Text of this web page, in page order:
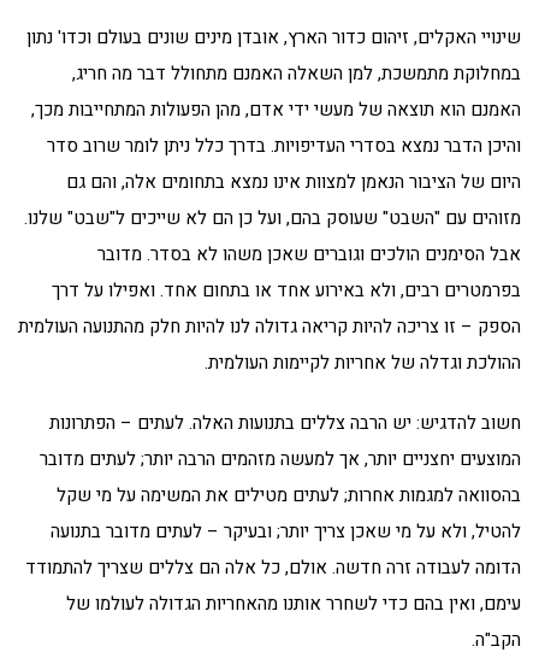
שינויי האקלים, זיהום כדור הארץ, אובדן מינים שונים בעולם וכדו' נתון
במחלוקת מתמשכת, למן השאלה האמנם מתחולל דבר מה חריג,
האמנם הוא תוצאה של מעשי ידי אדם, מהן הפעולות המתחייבות מכך,
והיכן הדבר נמצא בסדרי העדיפויות. בדרך כלל ניתן לומר שרוב סדר
היום של הציבור הנאמן למצוות אינו נמצא בתחומים אלה, והם גם
מזוהים עם "השבט" שעוסק בהם, ועל כן הם לא שייכים ל"שבט" שלנו.
אבל הסימנים הולכים וגוברים שאכן משהו לא בסדר. מדובר
בפרמטרים רבים, ולא באירוע אחד או בתחום אחד. ואפילו על דרך
הספק – זו צריכה להיות קריאה גדולה לנו להיות חלק מהתנועה העולמית
ההולכת וגדלה של אחריות לקיימות העולמית.
חשוב להדגיש: יש הרבה צללים בתנועות האלה. לעתים – הפתרונות
המוצעים יחצניים יותר, אך למעשה מזהמים הרבה יותר; לעתים מדובר
בהסוואה למגמות אחרות; לעתים מטילים את המשימה על מי שקל
להטיל, ולא על מי שאכן צריך יותר; ובעיקר – לעתים מדובר בתנועה
הדומה לעבודה זרה חדשה. אולם, כל אלה הם צללים שצריך להתמודד
עימם, ואין בהם כדי לשחרר אותנו מהאחריות הגדולה לעולמו של
הקב"ה.